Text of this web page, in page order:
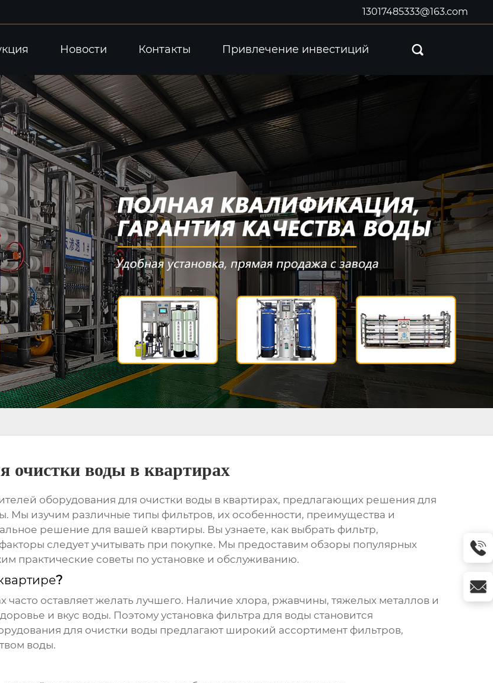
13017485333@163.com
Новости Контакты Привлечение инвестиций 
очистки воды в квартирах
оборудования для очистки воды в квартирах, предлагающих решения для
Мы изучим различные типы фильтров, их особенности, преимущества и
решение для вашей квартиры. Вы узнаете, как выбрать фильтр,
следует учитывать при покупке. Мы предоставим обзоры популярных
практические советы по установке и обслуживанию.
?
оставляет желать лучшего. Наличие хлора, ржавчины, тяжелых металлов и
и вкус воды. Поэтому установка фильтра для воды становится
для очистки воды предлагают широкий ассортимент фильтров,
воды.